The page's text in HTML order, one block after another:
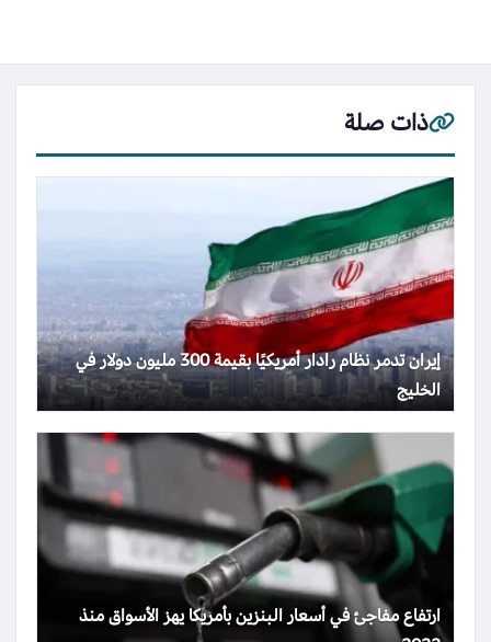
ذات صلة
إيران تدمر نظام رادار أمريكيًا بقيمة 300 مليون دولار في
الخليج
ارتفاع مفاجئ في أسعار البنزين بأمريكا يهز الأسواق منذ